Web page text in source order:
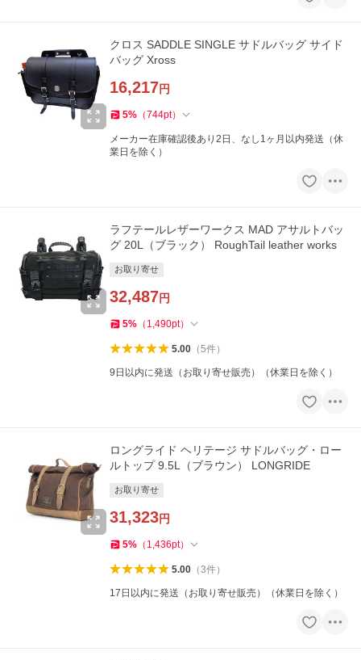
クロス SADDLE SINGLE サドルバッグ サイド
バッグ Xross
16,217円
5% （744pt）
メーカー在庫確認後あり2日、なし1ヶ月以内発送（休
業日を除く）
ラフテールレザーワークス MAD アサルトバッ
グ 20L（ブラック） RoughTail leather works
お取り寄せ
32,487円
5% （ 1,490pt）
5.00（5件）
9日以内に発送（お取り寄せ販売）（休業日を除く）
ロングライド ヘリテージ サドルバッグ・ロー
ルトップ 9.5L（ブラウン） LONGRIDE
お取り寄せ
31,323円
5% （ 1,436pt）
5.00（3件）
17日以内に発送（お取り寄せ販売）（休業日を除く）